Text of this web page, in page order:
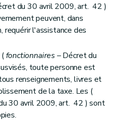
du 30 avril 2009, art. 42 )
peuvent, dans
requérir l'assistance des
fonctionnaires – Décret du
toute personne est
renseignements, livres et
de la taxe. Les (
30 avril 2009, art. 42 ) sont